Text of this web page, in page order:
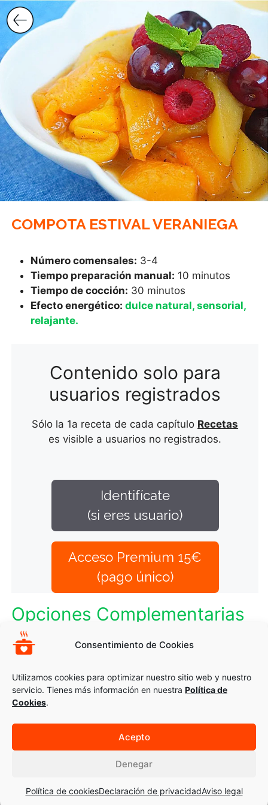
Consentimiento de Cookies
Utilizamos cookies para optimizar nuestro sitio web y nuestro
servicio. Tienes más información en nuestra Política de
Cookies.
Acepto
Denegar
Política de cookiesDeclaración de privacidadAviso legal
Saltar
al
contenido
COMPOTA ESTIVAL VERANIEGA
Número comensales: 3-4
Tiempo preparación manual: 10 minutos
Tiempo de cocción: 30 minutos
Efecto energético:dulce natural, sensorial,
relajante.
Contenido solo para
usuarios registrados
Sólo la 1a receta de cada capítulo Recetas
es visible a usuarios no registrados.
Identifícate
(si eres usuario)
Acceso Premium 15€
(pago único)
Opciones Complementarias
ES UN POSTRE – TOMARLO ENTRE COMIDAS,
HORA DESPUÉS DE LA CENA
© 2026 Recetas Montse Bradford